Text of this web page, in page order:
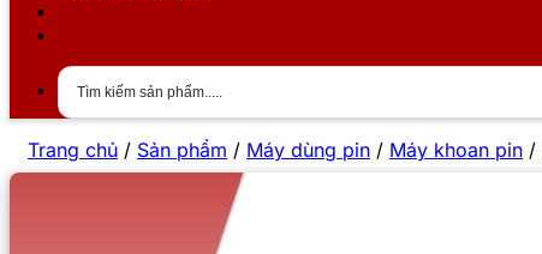
Trang chủ / Sản phẩm / Máy dùng pin / Máy khoan pin /